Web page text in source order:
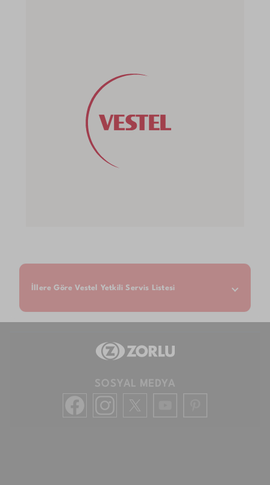
İllere Göre Vestel Yetkili Servis Listesi
SOSYAL MEDYA